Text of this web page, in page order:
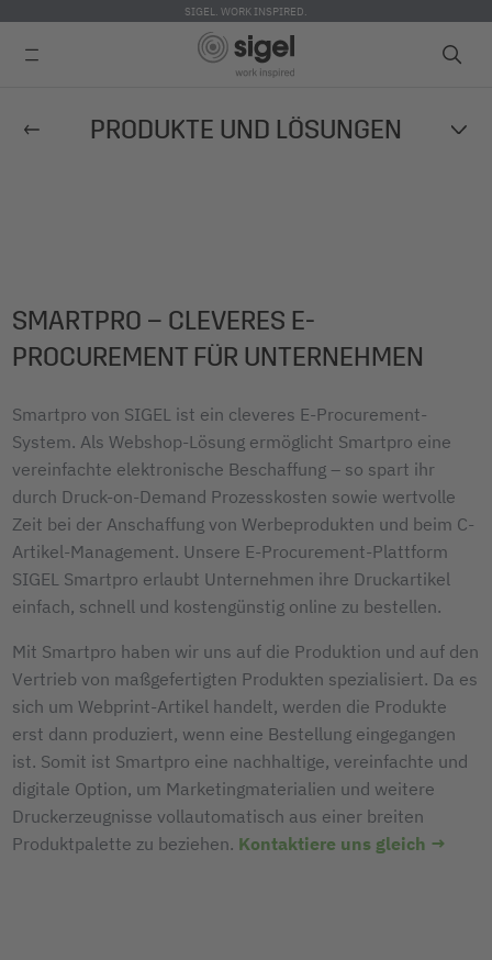
zum
SIGEL. WORK INSPIRED.
PRODUKTE UND LÖSUNGEN
SMARTPRO – CLEVERES E-
PROCUREMENT FÜR UNTERNEHMEN
Smartpro von SIGEL ist ein cleveres E-Procurement-
System. Als Webshop-Lösung ermöglicht Smartpro eine
vereinfachte elektronische Beschaffung – so spart ihr
durch Druck-on-Demand Prozesskosten sowie wertvolle
Zeit bei der Anschaffung von Werbeprodukten und beim C-
Artikel-Management. Unsere E-Procurement-Plattform
SIGEL Smartpro erlaubt Unternehmen ihre Druckartikel
einfach, schnell und kostengünstig online zu bestellen.
Mit Smartpro haben wir uns auf die Produktion und auf den
Vertrieb von maßgefertigten Produkten spezialisiert. Da es
sich um Webprint-Artikel handelt, werden die Produkte
erst dann produziert, wenn eine Bestellung eingegangen
ist. Somit ist Smartpro eine nachhaltige, vereinfachte und
digitale Option, um Marketingmaterialien und weitere
Druckerzeugnisse vollautomatisch aus einer breiten
Produktpalette zu beziehen. Kontaktiere uns gleich →